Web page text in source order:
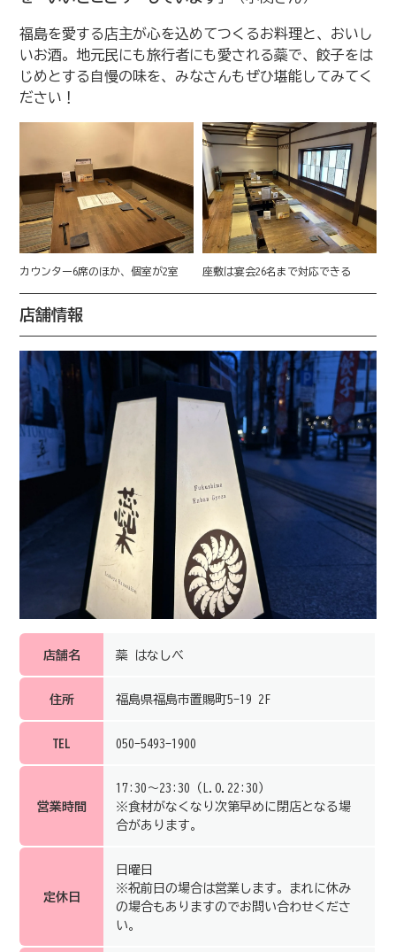
福島を愛する店主が心を込めてつくるお料理と、おいし
いお酒。地元民にも旅行者にも愛される蘂で、餃子をは
じめとする自慢の味を、みなさんもぜひ堪能してみてく
ださい！
カウンター6席のほか、個室が2室 座敷は宴会26名まで対応できる
店舗情報
店舗名 蘂 はなしべ
住所 福島県福島市置賜町5-19 2F
TEL 050-5493-1900
営業時間
17:30～23:30（L.O.22:30）
※食材がなくなり次第早めに閉店となる場
合があります。
定休日
日曜日
※祝前日の場合は営業します。まれに休み
の場合もありますのでお問い合わせくださ
い。